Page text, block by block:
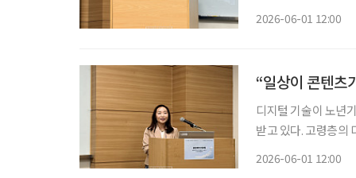
2026-06-01 12:00
“일상이 콘텐츠
디지털 기술이 노년
받고 있다. 고령층의
2026-06-01 12:00